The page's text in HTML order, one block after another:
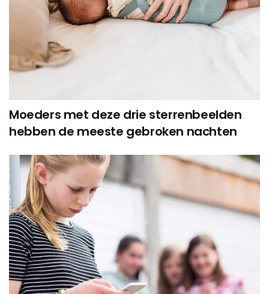
Moeders met deze drie sterrenbeelden
hebben de meeste gebroken nachten